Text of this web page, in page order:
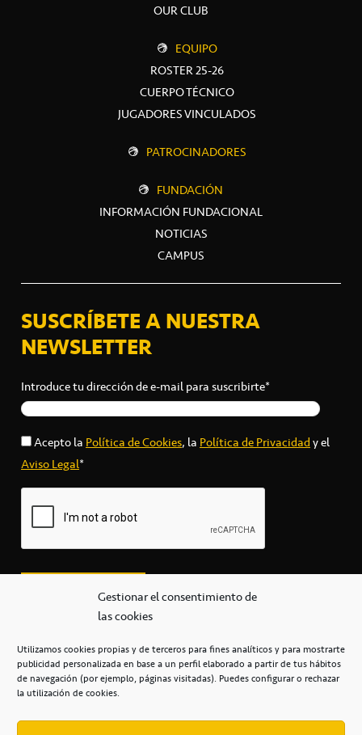
Gestionar el consentimiento de
las cookies
Utilizamos cookies propias y de terceros para fines analíticos y para mostrarte
publicidad personalizada en base a un perfil elaborado a partir de tus hábitos
de navegación (por ejemplo, páginas visitadas). Puedes configurar o rechazar
la utilización de cookies.
OUR CLUB
EQUIPO
ROSTER 25-26
CUERPO TÉCNICO
JUGADORES VINCULADOS
PATROCINADORES
FUNDACIÓN
INFORMACIÓN FUNDACIONAL
NOTICIAS
CAMPUS
SUSCRÍBETE A NUESTRA
NEWSLETTER
Introduce tu dirección de e-mail para suscribirte*
Acepto laPolítica de Cookies, laPolítica de Privacidady el
Aviso Legal*
secretaria@cbcanarias.es
+34 922 253 684